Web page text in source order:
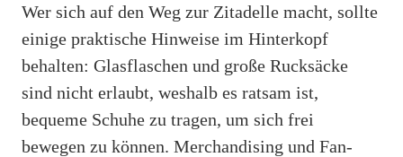
Wer sich auf den Weg zur Zitadelle macht, sollte
einige praktische Hinweise im Hinterkopf
behalten: Glasflaschen und große Rucksäcke
sind nicht erlaubt, weshalb es ratsam ist,
bequeme Schuhe zu tragen, um sich frei
bewegen zu können. Merchandising und Fan-